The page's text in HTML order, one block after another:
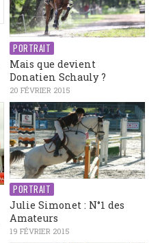
PORTRAIT
Mais que devient
Donatien Schauly ?
20 FÉVRIER 2015
PORTRAIT
Julie Simonet : N°1 des
Amateurs
19 FÉVRIER 2015